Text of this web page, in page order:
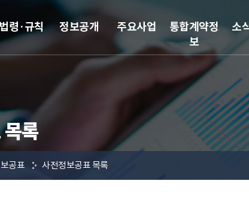
법령·규칙 정보공개 주요사업
통합계약정
보
소
록
공표 사전정보공표 목록